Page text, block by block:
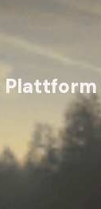
Plattform